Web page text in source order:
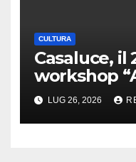
CULTURA
Casaluce, il
workshop
LUG 26, 2026